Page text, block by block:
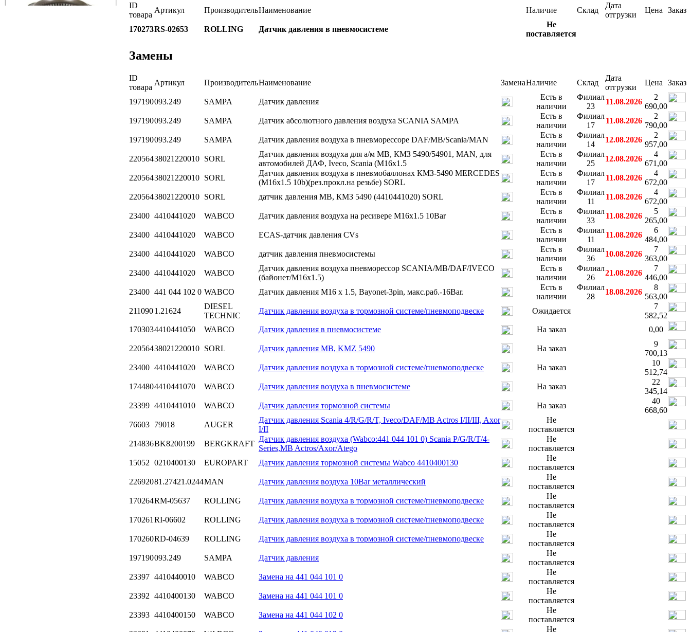
ID
товара
Артикул ПроизводительНаименование Наличие Склад
Дата
отгрузки
Цена Заказ
170273RS-02653 ROLLING Датчик давления в пневмосистеме
Не
поставляется
Замены
ID
товара
Артикул ПроизводительНаименование ЗаменаНаличие Склад
Дата
отгрузки
Цена Заказ
197190093.249 SAMPA Датчик давления
Есть в
наличии
Филиал
23
11.08.2026
2
690,00
197190093.249 SAMPA Датчик абсолютного давления воздуха SCANIA SAMPA
Есть в
наличии
Филиал
17
11.08.2026
2
790,00
197190093.249 SAMPA Датчик давления воздуха в пневморессоре DAF/MB/Scania/MAN
Есть в
наличии
Филиал
14
12.08.2026
2
957,00
22056438021220010 SORL
Датчик давления воздуха для а/м MB, КМЗ 5490/54901, MAN, для
автомобилей ДАФ, Iveco, Scania (M16x1.5
Есть в
наличии
Филиал
25
12.08.2026
4
671,00
22056438021220010 SORL
Датчик давления воздуха в пневмобаллонах КМЗ-5490 MERCEDES
(M16х1.5 10b)(рез.прокл.на резьбе) SORL
Есть в
наличии
Филиал
17
11.08.2026
4
672,00
22056438021220010 SORL датчик давления MB, КМЗ 5490 (4410441020) SORL
Есть в
наличии
Филиал
11
11.08.2026
4
672,00
23400 4410441020 WABCO Датчик давления воздуха на ресивере М16х1.5 10Bar
Есть в
наличии
Филиал
33
11.08.2026
5
265,00
23400 4410441020 WABCO ECAS-датчик давления CVs
Есть в
наличии
Филиал
11
11.08.2026
6
484,00
23400 4410441020 WABCO датчик давления пневмосистемы
Есть в
наличии
Филиал
36
10.08.2026
7
363,00
23400 4410441020 WABCO
Датчик давления воздуха пневморессор SCANIA/MB/DAF/IVECO
(байонет/M16x1.5)
Есть в
наличии
Филиал
26
21.08.2026
7
446,00
23400 441 044 102 0 WABCO Датчик давления M16 х 1.5, Bayonet-3pin, макс.раб.-16Bar.
Есть в
наличии
Филиал
28
18.08.2026
8
563,00
2110901.21624
DIESEL
TECHNIC
Датчик давления воздуха в тормозной системе/пневмоподвеске Ожидается
7
582,52
1703034410441050 WABCO Датчик давления в пневмосистеме На заказ 0,00
22056438021220010 SORL Датчик давления MB, KMZ 5490 На заказ
9
700,13
23400 4410441020 WABCO Датчик давления воздуха в тормозной системе/пневмоподвеске На заказ
10
512,74
1744804410441070 WABCO Датчик давления воздуха в пневмосистеме На заказ
22
345,14
23399 4410441010 WABCO Датчик давления тормозной системы На заказ
40
668,60
76603 79018 AUGER
Датчик давления Scania 4/R/G/R/T, Iveco/DAF/MB Actros I/II/III, Axor
I/II
Не
поставляется
214836BK8200199 BERGKRAFT
Датчик давления воздуха (Wabco:441 044 101 0) Scania P/G/R/T/4-
Series,MB Actros/Axor/Atego
Не
поставляется
15052 0210400130 EUROPART Датчик давления тормозной системы Wabco 4410400130
Не
поставляется
22692081.27421.0244MAN Датчик давления воздуха 10Bar металлический
Не
поставляется
170264RM-05637 ROLLING Датчик давления воздуха в тормозной системе/пневмоподвеске
Не
поставляется
170261 RI-06602 ROLLING Датчик давления воздуха в тормозной системе/пневмоподвеске
Не
поставляется
170260RD-04639 ROLLING Датчик давления воздуха в тормозной системе/пневмоподвеске
Не
поставляется
197190093.249 SAMPA Датчик давления
Не
поставляется
23397 4410440010 WABCO Замена на 441 044 101 0
Не
поставляется
23392 4410400130 WABCO Замена на 441 044 101 0
Не
поставляется
23393 4410400150 WABCO Замена на 441 044 102 0
Не
поставляется
Не